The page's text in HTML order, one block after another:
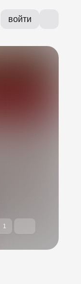
войти
1